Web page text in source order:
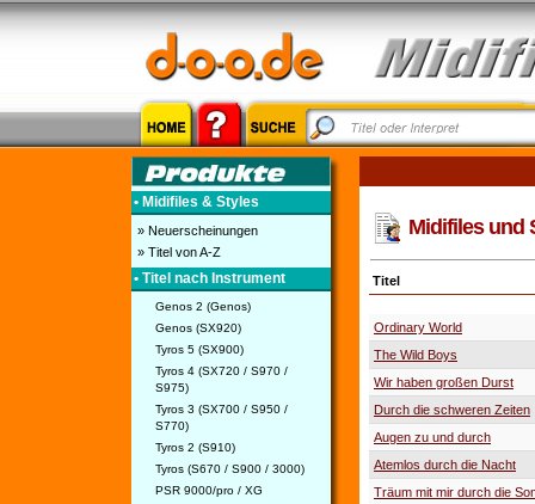
• Midifiles & Styles
» Neuerscheinungen
» Titel von A-Z
• Titel nach Instrument
Genos 2 (Genos)
Genos (SX920)
Tyros 5 (SX900)
Tyros 4 (SX720 / S970 /
S975)
Tyros 3 (SX700 / S950 /
S770)
Tyros 2 (S910)
Tyros (S670 / S900 / 3000)
PSR 9000/pro / XG
Midifiles und
Titel
Ordinary World
The Wild Boys
Wir haben großen Durst
Durch die schweren Zeiten
Augen zu und durch
Atemlos durch die Nacht
Träum mit mir durch die